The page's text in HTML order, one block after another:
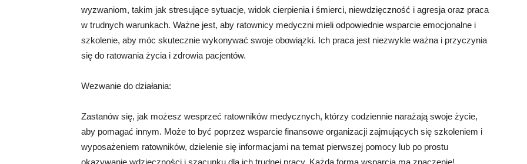
wyzwaniom, takim jak stresujące sytuacje, widok cierpienia i śmierci, niewdzięczność i agresja oraz praca
w trudnych warunkach. Ważne jest, aby ratownicy medyczni mieli odpowiednie wsparcie emocjonalne i
szkolenie, aby móc skutecznie wykonywać swoje obowiązki. Ich praca jest niezwykle ważna i przyczynia
się do ratowania życia i zdrowia pacjentów.
Wezwanie do działania:
Zastanów się, jak możesz wesprzeć ratowników medycznych, którzy codziennie narażają swoje życie,
aby pomagać innym. Może to być poprzez wsparcie finansowe organizacji zajmujących się szkoleniem i
wyposażeniem ratowników, dzielenie się informacjami na temat pierwszej pomocy lub po prostu
okazywanie wdzięczności i szacunku dla ich trudnej pracy. Każda forma wsparcia ma znaczenie!